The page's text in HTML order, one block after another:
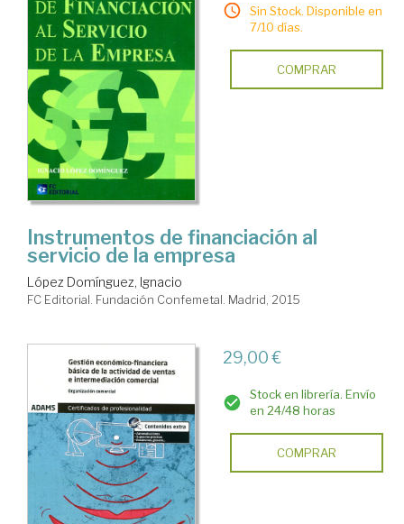
Sin Stock. Disponible en
7/10 días.
COMPRAR
Instrumentos de financiación al
servicio de la empresa
López Domínguez, Ignacio
FC Editorial. Fundación Confemetal. Madrid, 2015
29,00 €
Stock en librería. Envío
en 24/48 horas
COMPRAR